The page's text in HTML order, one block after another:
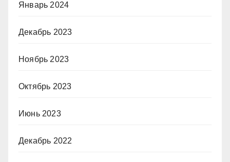
Январь 2024
Декабрь 2023
Ноябрь 2023
Октябрь 2023
Июнь 2023
Декабрь 2022